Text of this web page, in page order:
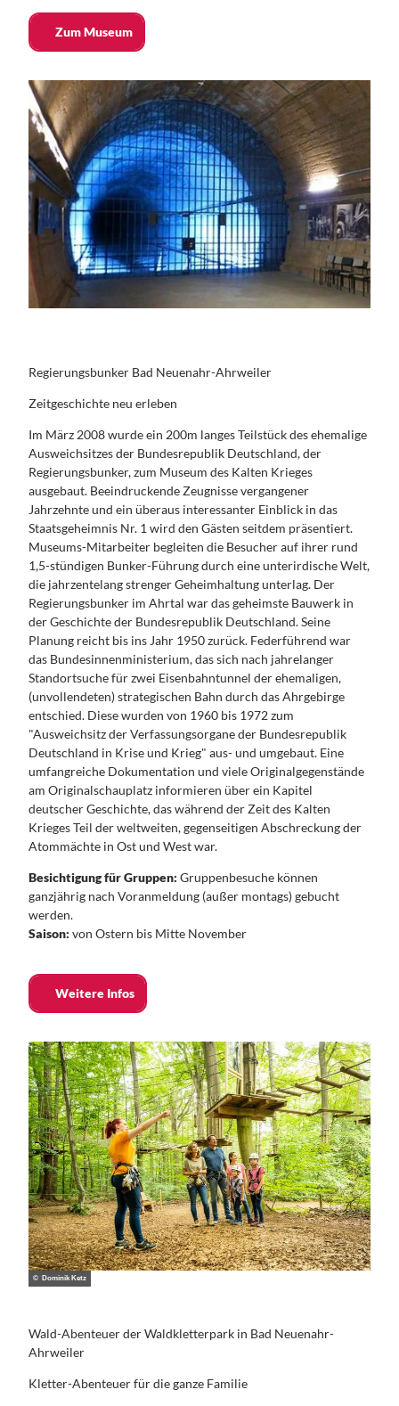
Zum Museum
Regierungsbunker Bad Neuenahr-Ahrweiler
Zeitgeschichte neu erleben
Im März 2008 wurde ein 200m langes Teilstück des ehemalige
Ausweichsitzes der Bundesrepublik Deutschland, der
Regierungsbunker, zum Museum des Kalten Krieges
ausgebaut. Beeindruckende Zeugnisse vergangener
Jahrzehnte und ein überaus interessanter Einblick in das
Staatsgeheimnis Nr. 1 wird den Gästen seitdem präsentiert.
Museums-Mitarbeiter begleiten die Besucher auf ihrer rund
1,5-stündigen Bunker-Führung durch eine unterirdische Welt,
die jahrzentelang strenger Geheimhaltung unterlag. Der
Regierungsbunker im Ahrtal war das geheimste Bauwerk in
der Geschichte der Bundesrepublik Deutschland. Seine
Planung reicht bis ins Jahr 1950 zurück. Federführend war
das Bundesinnenministerium, das sich nach jahrelanger
Standortsuche für zwei Eisenbahntunnel der ehemaligen,
(unvollendeten) strategischen Bahn durch das Ahrgebirge
entschied. Diese wurden von 1960 bis 1972 zum
"Ausweichsitz der Verfassungsorgane der Bundesrepublik
Deutschland in Krise und Krieg" aus- und umgebaut. Eine
umfangreiche Dokumentation und viele Originalgegenstände
am Originalschauplatz informieren über ein Kapitel
deutscher Geschichte, das während der Zeit des Kalten
Krieges Teil der weltweiten, gegenseitigen Abschreckung der
Atommächte in Ost und West war.
Besichtigung für Gruppen: Gruppenbesuche können
ganzjährig nach Voranmeldung (außer montags) gebucht
werden.
Saison: von Ostern bis Mitte November
Weitere Infos
© Dominik Ketz
Wald-Abenteuer der Waldkletterpark in Bad Neuenahr-
Ahrweiler
Kletter-Abenteuer für die ganze Familie